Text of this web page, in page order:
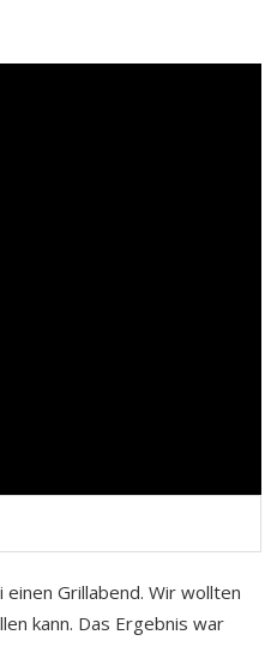
Grillabend. Wir wollten
kann. Das Ergebnis war